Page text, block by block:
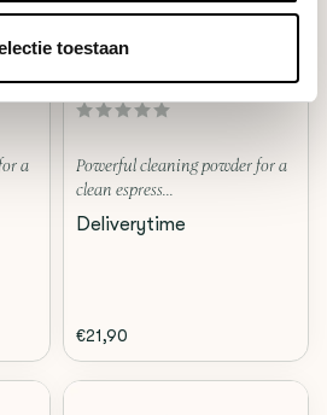
toestaan
a
THE GROUP HEAD CLEANER
(12 STUKS)
Powerful cleaning powder for a
clean espress...
Deliverytime
€21,90